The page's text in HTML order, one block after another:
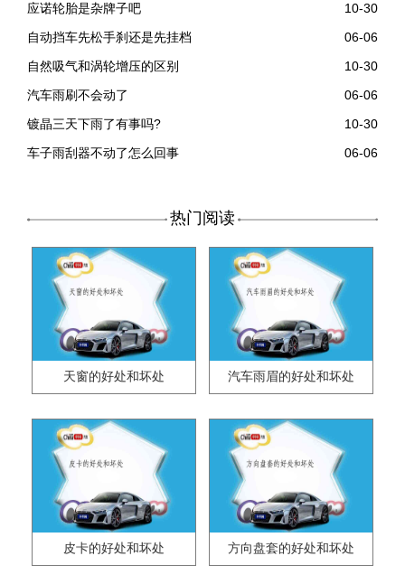
应诺轮胎是杂牌子吧
10-30
自动挡车先松手刹还是先挂档
06-06
自然吸气和涡轮增压的区别
10-30
汽车雨刷不会动了
06-06
镀晶三天下雨了有事吗?
10-30
车子雨刮器不动了怎么回事
06-06
热门阅读
天窗的好处和坏处 汽车雨眉的好处和坏处
皮卡的好处和坏处 方向盘套的好处和坏处